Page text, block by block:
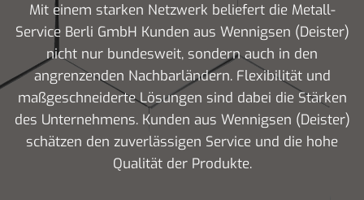
Mit einem starken Netzwerk beliefert die Metall-
Service Berli GmbH Kunden aus Wennigsen (Deister)
nicht nur bundesweit, sondern auch in den
angrenzenden Nachbarländern. Flexibilität und
maßgeschneiderte Lösungen sind dabei die Stärken
des Unternehmens. Kunden aus Wennigsen (Deister)
schätzen den zuverlässigen Service und die hohe
Qualität der Produkte.